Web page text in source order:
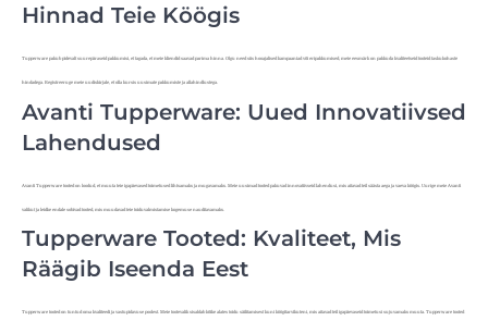
Hinnad Teie Köögis
Tupperware pakub pidevalt suurepäraseid pakkumisi, et tagada, et meie kliendid saavad parima hinna. Olgu need siis hooajalised kampaaniad või eripakkumised, meie eesmärk on pakkuda kvaliteetseid tooteid taskukohaste
hindadega. Registreeruge meie uudiskirjale, et olla kursis uusimate pakkumiste ja allahindlustega.
Avanti Tupperware: Uued Innovatiivsed
Lahendused
Avanti Tupperware tooted on loodud, et muuta teie igapäevased toimetused lihtsamaks ja mugavamaks. Meie uusimad tooted pakuvad innovatiivseid lahendusi, mis aitavad teil säästa aega ja vaeva köögis. Uurige meie Avanti
valikut ja leidke endale sobivad tooted, mis muudavad teie toiduvalmistamise kogemuse nauditavamaks.
Tupperware Tooted: Kvaliteet, Mis
Räägib Iseenda Eest
Tupperware tooted on tuntud oma kvaliteedi ja vastupidavuse poolest. Meie tootevalik sisaldab kõike alates toidu säilitamisest kuni köögitarvikuteni, mis aitavad teil igapäevaseid toimetusi sujuvamaks muuta. Tupperware tooted